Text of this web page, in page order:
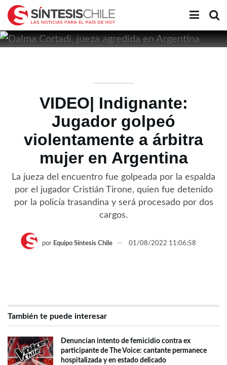
VIDEO| Indignante:
Jugador golpeó
violentamente a árbitra
mujer en Argentina
La jueza del encuentro fue golpeada por la espalda
por el jugador Cristián Tirone, quien fue detenido
por la policía trasandina y será procesado por dos
cargos.
por Equipo Síntesis Chile 01/08/2022 11:06:58
También te puede interesar
Denuncian intento de femicidio contra ex
participante de The Voice: cantante permanece
hospitalizada y en estado delicado